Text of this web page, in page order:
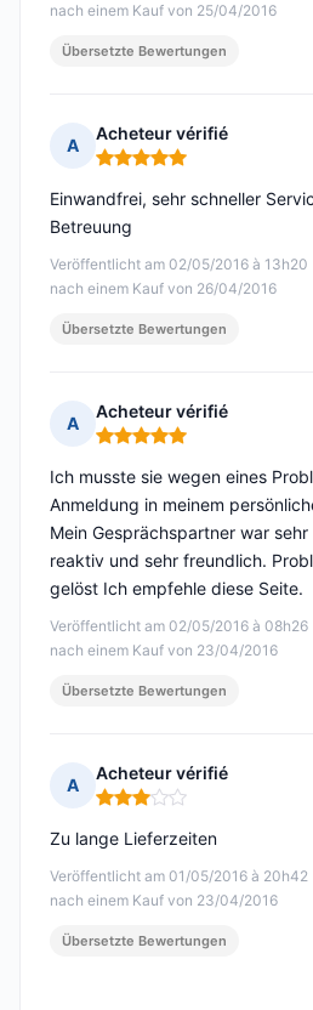
nach einem Kauf von 25/04/2016
Übersetzte Bewertungen
A
Acheteur vérifié
Hinweis: 5 von 5
Veröffentlicht am 02/05/2016 à 13h20
nach einem Kauf von 26/04/2016
Einwandfrei, sehr schneller
Betreuung
Übersetzte Bewertungen
A
Acheteur vérifié
Hinweis: 5 von 5
Veröffentlicht am 02/05/2016 à 08h26
nach einem Kauf von 23/04/2016
Ich musste sie wegen eines
Anmeldung in meinem
Mein Gesprächspartner war
reaktiv und sehr freundlich.
gelöst Ich empfehle diese Seite.
Übersetzte Bewertungen
A
Acheteur vérifié
Hinweis: 3 von 5
Veröffentlicht am 01/05/2016 à 20h42
nach einem Kauf von 23/04/2016
Zu lange Lieferzeiten
Übersetzte Bewertungen